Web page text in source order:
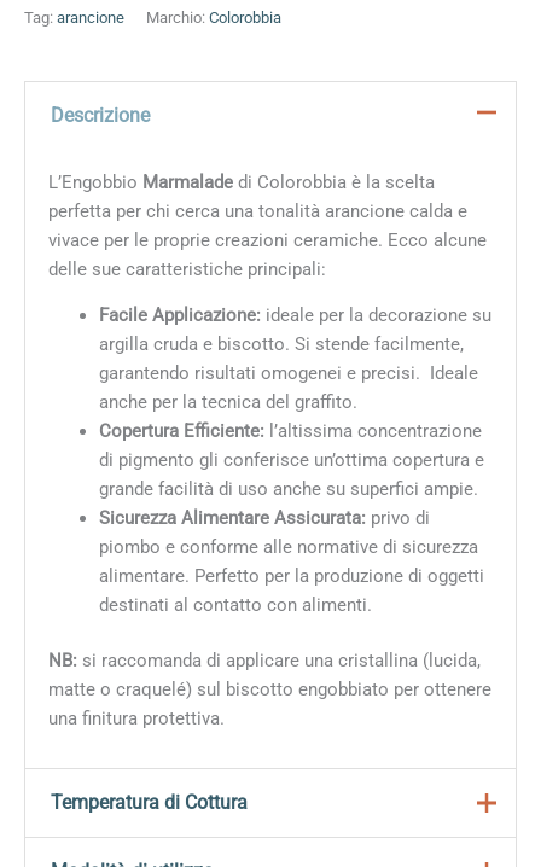
Tag: arancione Marchio: Colorobbia
Descrizione
L’Engobbio Marmaladedi Colorobbia è la scelta
perfetta per chi cerca una tonalità arancione calda e
vivace per le proprie creazioni ceramiche. Ecco alcune
delle sue caratteristiche principali:
Facile Applicazione: ideale per la decorazione su
argilla cruda e biscotto. Si stende facilmente,
garantendo risultati omogenei e precisi. Ideale
anche per la tecnica del graffito.
Copertura Efficiente: l’altissima concentrazione
di pigmento gli conferisce un’ottima copertura e
grande facilità di uso anche su superfici ampie.
Sicurezza Alimentare Assicurata: privo di
piombo e conforme alle normative di sicurezza
alimentare. Perfetto per la produzione di oggetti
destinati al contatto con alimenti.
NB: si raccomanda di applicare una cristallina (lucida,
matte o craquelé) sul biscotto engobbiato per ottenere
una finitura protettiva.
Temperatura di Cottura